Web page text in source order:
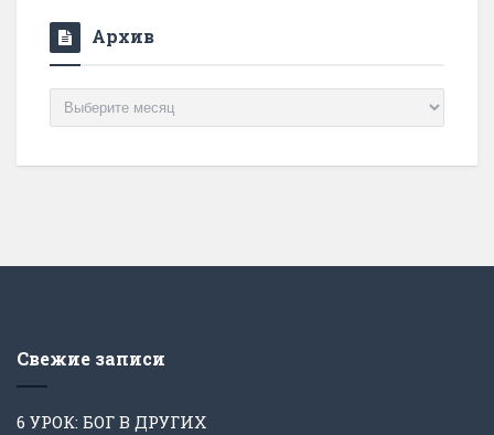
Архив
Архив
Свежие записи
6 УРОК: БОГ В ДРУГИХ